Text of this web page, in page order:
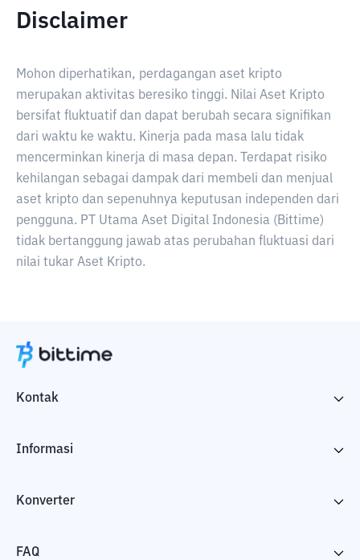
Disclaimer
Mohon diperhatikan, perdagangan aset kripto
merupakan aktivitas beresiko tinggi. Nilai Aset Kripto
bersifat fluktuatif dan dapat berubah secara signifikan
dari waktu ke waktu. Kinerja pada masa lalu tidak
mencerminkan kinerja di masa depan. Terdapat risiko
kehilangan sebagai dampak dari membeli dan menjual
aset kripto dan sepenuhnya keputusan independen dari
pengguna. PT Utama Aset Digital Indonesia (Bittime)
tidak bertanggung jawab atas perubahan fluktuasi dari
nilai tukar Aset Kripto.
Kontak
Informasi
Konverter
FAQ